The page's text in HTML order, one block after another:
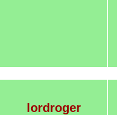
lordroger